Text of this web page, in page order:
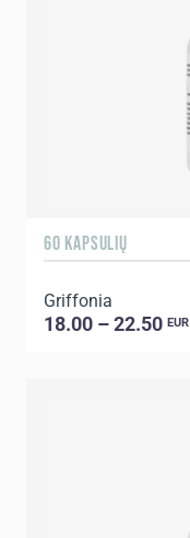
60 KAPSULIŲ
Griffonia
18.00 – 22.50 EUR